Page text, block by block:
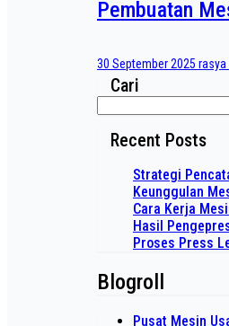
Pembuatan
30 September 2025 rasya
Cari
Recent Posts
Strategi
Keunggulan
Cara Kerja
Hasil
Proses Press
Blogroll
Pusat Mesin